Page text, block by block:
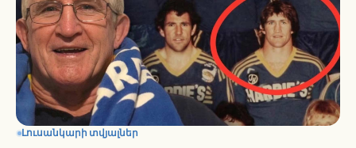
Լուսանկարի տվյալներ